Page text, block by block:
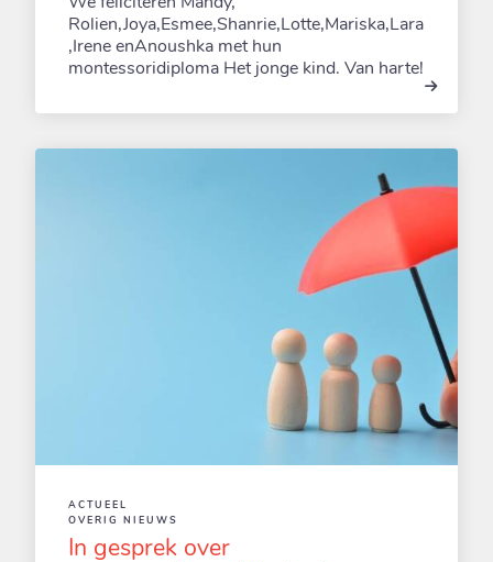
Rolien,Joya,Esmee,Shanrie,Lotte,Mariska,Lara
,Irene enAnoushka met hun
montessoridiploma Het jonge kind. Van harte!
In gesprek over
ACTUEEL
OVERIG NIEUWS